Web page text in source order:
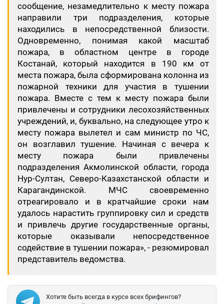
сообщение, незамедлительно к месту пожара
направили три подразделения, которые
находились в непосредственной близости.
Одновременно, понимая какой масштаб
пожара, в областном центре в городе
Костанай, который находится в 190 км от
места пожара, была сформирована колонна из
пожарной техники для участия в тушении
пожара. Вместе с тем к месту пожара были
привлечены и сотрудники лесохозяйственных
учреждений, и, буквально, на следующее утро к
месту пожара вылетел и сам министр по ЧС,
он возглавил тушение. Начиная с вечера к
месту пожара были привлечены
подразделения Акмолинской области, города
Нур-Султан, Северо-Казахстанской области и
Карагандинской. МЧС своевременно
отреагировало и в кратчайшие сроки нам
удалось нарастить группировку сил и средств
и привлечь другие государственные органы,
которые оказывали непосредственное
содействие в тушении пожара», - резюмировал
представитель ведомства.
Хотите быть всегда в курсе всех брифингов?